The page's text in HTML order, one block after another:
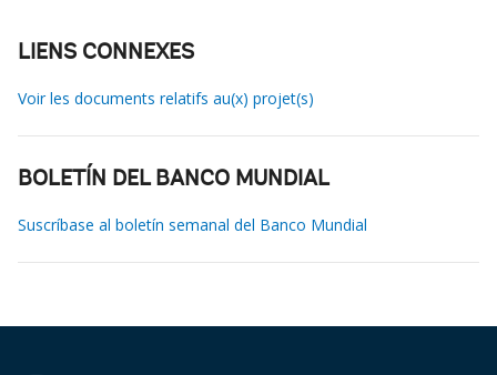
LIENS CONNEXES
Voir les documents relatifs au(x) projet(s)
BOLETÍN DEL BANCO MUNDIAL
Suscríbase al boletín semanal del Banco Mundial